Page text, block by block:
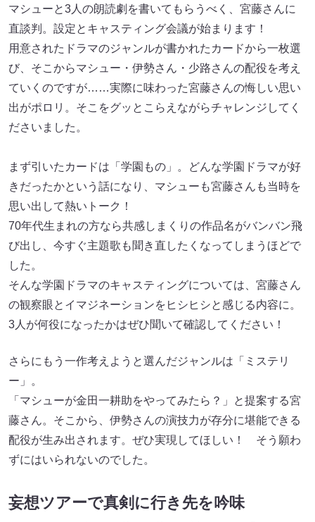
マシューと3人の朗読劇を書いてもらうべく、宮藤さんに
直談判。設定とキャスティング会議が始まります！
用意されたドラマのジャンルが書かれたカードから一枚選
び、そこからマシュー・伊勢さん・少路さんの配役を考え
ていくのですが……実際に味わった宮藤さんの悔しい思い
出がポロリ。そこをグッとこらえながらチャレンジしてく
ださいました。
まず引いたカードは「学園もの」。どんな学園ドラマが好
きだったかという話になり、マシューも宮藤さんも当時を
思い出して熱いトーク！
70年代生まれの方なら共感しまくりの作品名がバンバン飛
び出し、今すぐ主題歌も聞き直したくなってしまうほどで
した。
そんな学園ドラマのキャスティングについては、宮藤さん
の観察眼とイマジネーションをヒシヒシと感じる内容に。
3人が何役になったかはぜひ聞いて確認してください！
さらにもう一作考えようと選んだジャンルは「ミステリ
ー」。
「マシューが金田一耕助をやってみたら？」と提案する宮
藤さん。そこから、伊勢さんの演技力が存分に堪能できる
配役が生み出されます。ぜひ実現してほしい！ そう願わ
ずにはいられないのでした。
妄想ツアーで真剣に行き先を吟味